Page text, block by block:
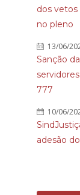
dos vetos
no pleno
13/06/
Sanção
777
10/06/
adesão